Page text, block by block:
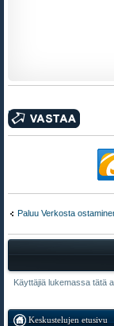
Kirjoita vastaus
Paluu Verkosta
Käyttäjiä lukemassa tätä
Keskustelujen etusivu